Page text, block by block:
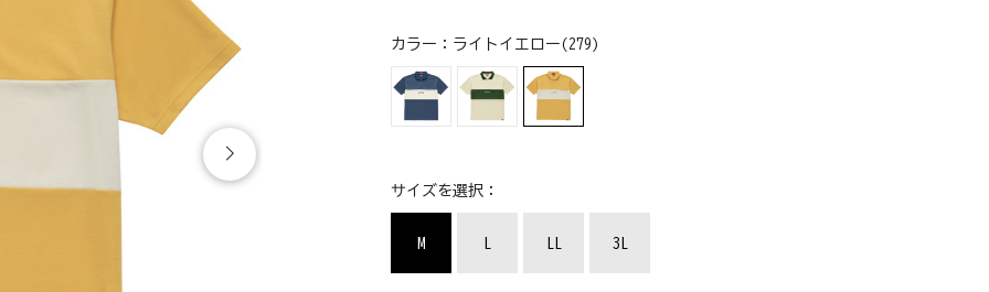
カラー： ライトイエロー(279)
サイズを選択：
M 3L